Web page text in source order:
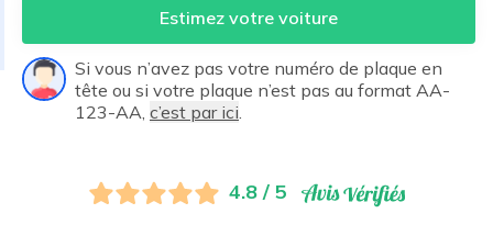
Estimez votre voiture
Si vous n’avez pas votre numéro de plaque en
tête ou si votre plaque n’est pas au format AA-
123-AA, c’est par ici
4.8 / 5